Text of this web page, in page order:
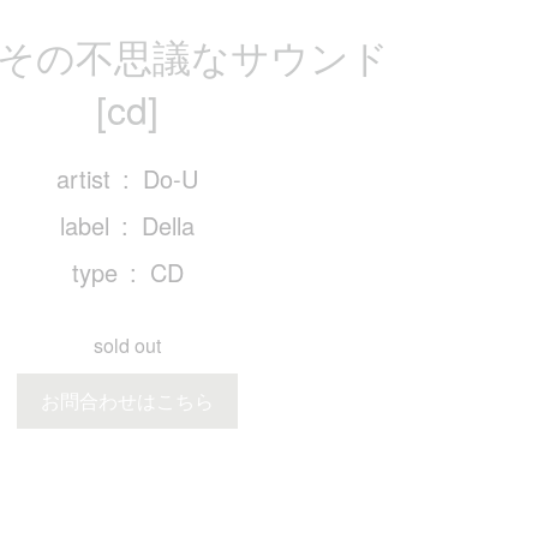
の不思議なサウンド
[cd]
artist
Do-U
label
Della
type
CD
sold out
お問合わせはこちら